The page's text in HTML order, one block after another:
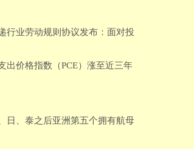
行业劳动规则协议发布：面对投
出价格指数（PCE）涨至近三年
日、泰之后亚洲第五个拥有航母